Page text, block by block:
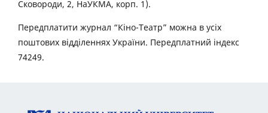
Сковороди, 2, НаУКМА, корп. 1).
Передплатити журнал “Кіно-Театр” можна в усіх
поштових відділеннях України. Передплатний індекс
74249.